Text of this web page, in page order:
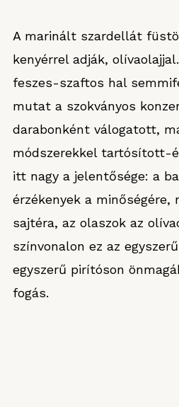
A marinált szardellát
kenyérrel adják,
feszes-szaftos hal
mutat a szokványos
darabonként válogatott,
módszerekkel tartósított-
itt nagy a jelentősége: a
érzékenyek a minőségére,
sajtéra, az olaszok az
színvonalon ez az
egyszerű pirítóson
fogás.